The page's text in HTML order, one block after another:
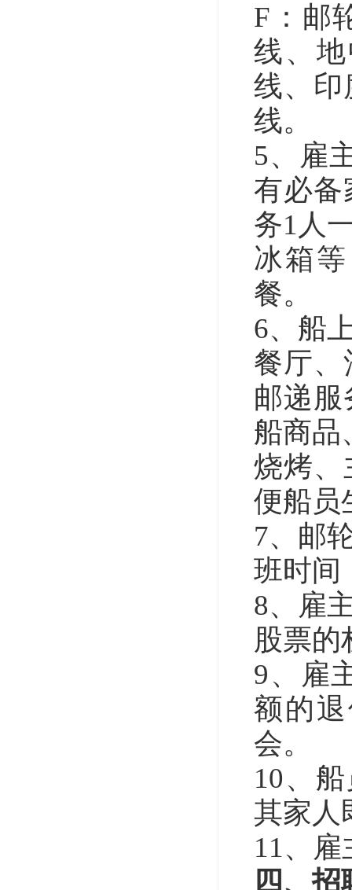
F：邮
线、
线、印
线。
5、雇
有必备
务1 人
冰箱
餐。
6、船
餐厅、
邮递
船商品
烧烤、
便船
7、邮
班时间
8、雇
股票
9、雇
额的
会。
10、
其家人
11、
四、